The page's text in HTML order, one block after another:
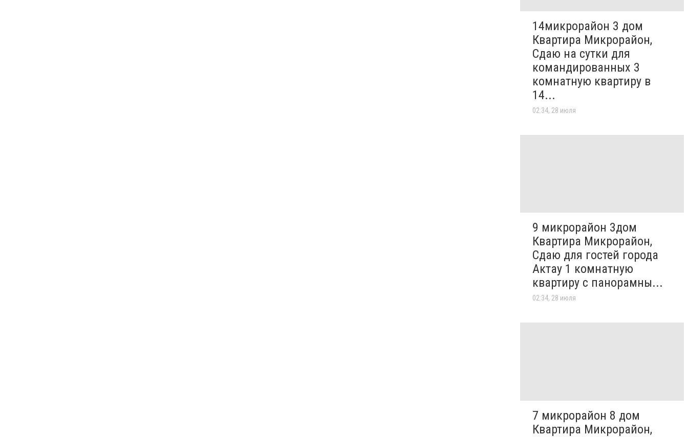
14микрорайон 3 дом
Квартира Микрорайон,
Сдаю на сутки для
командированных 3
комнатную квартиру в
14...
02:34, 28 июля
9 микрорайон 3дом
Квартира Микрорайон,
Сдаю для гостей города
Актау 1 комнатную
квартиру с панорамны...
02:34, 28 июля
7 микрорайон 8 дом
Квартира Микрорайон,